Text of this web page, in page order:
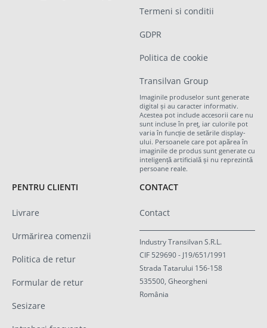
Termeni si conditii
GDPR
Politica de cookie
Transilvan Group
Imaginile produselor sunt generate
digital și au caracter informativ.
Acestea pot include accesorii care nu
sunt incluse în preț, iar culorile pot
varia în funcție de setările display-
ului. Persoanele care pot apărea în
imaginile de produs sunt generate cu
inteligență artificială și nu reprezintă
persoane reale.
PENTRU CLIENTI
Livrare
Urmărirea comenzii
Politica de retur
Formular de retur
Sesizare
CONTACT
Contact
Industry Transilvan S.R.L.
CIF 529690 - J19/651/1991
Strada Tatarului 156-158
535500, Gheorgheni
România